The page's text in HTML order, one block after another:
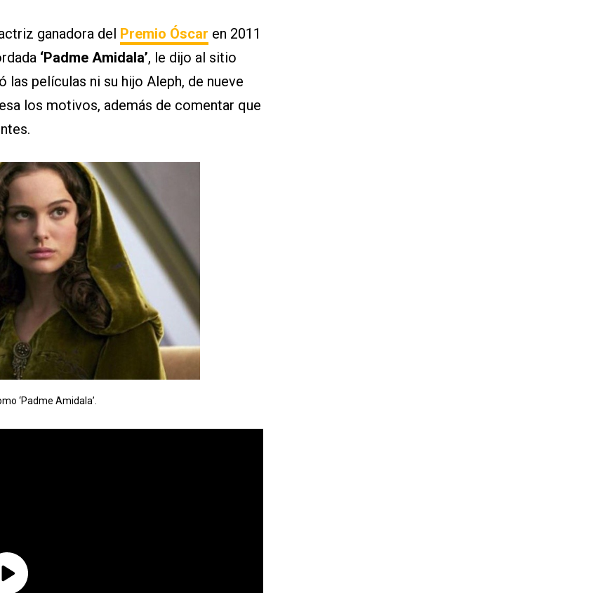
ganadora del Premio Óscar en 2011
‘Padme Amidala’, le dijo al sitio
películas ni su hijo Aleph, de nueve
los motivos, además de comentar que
‘Padme Amidala’.